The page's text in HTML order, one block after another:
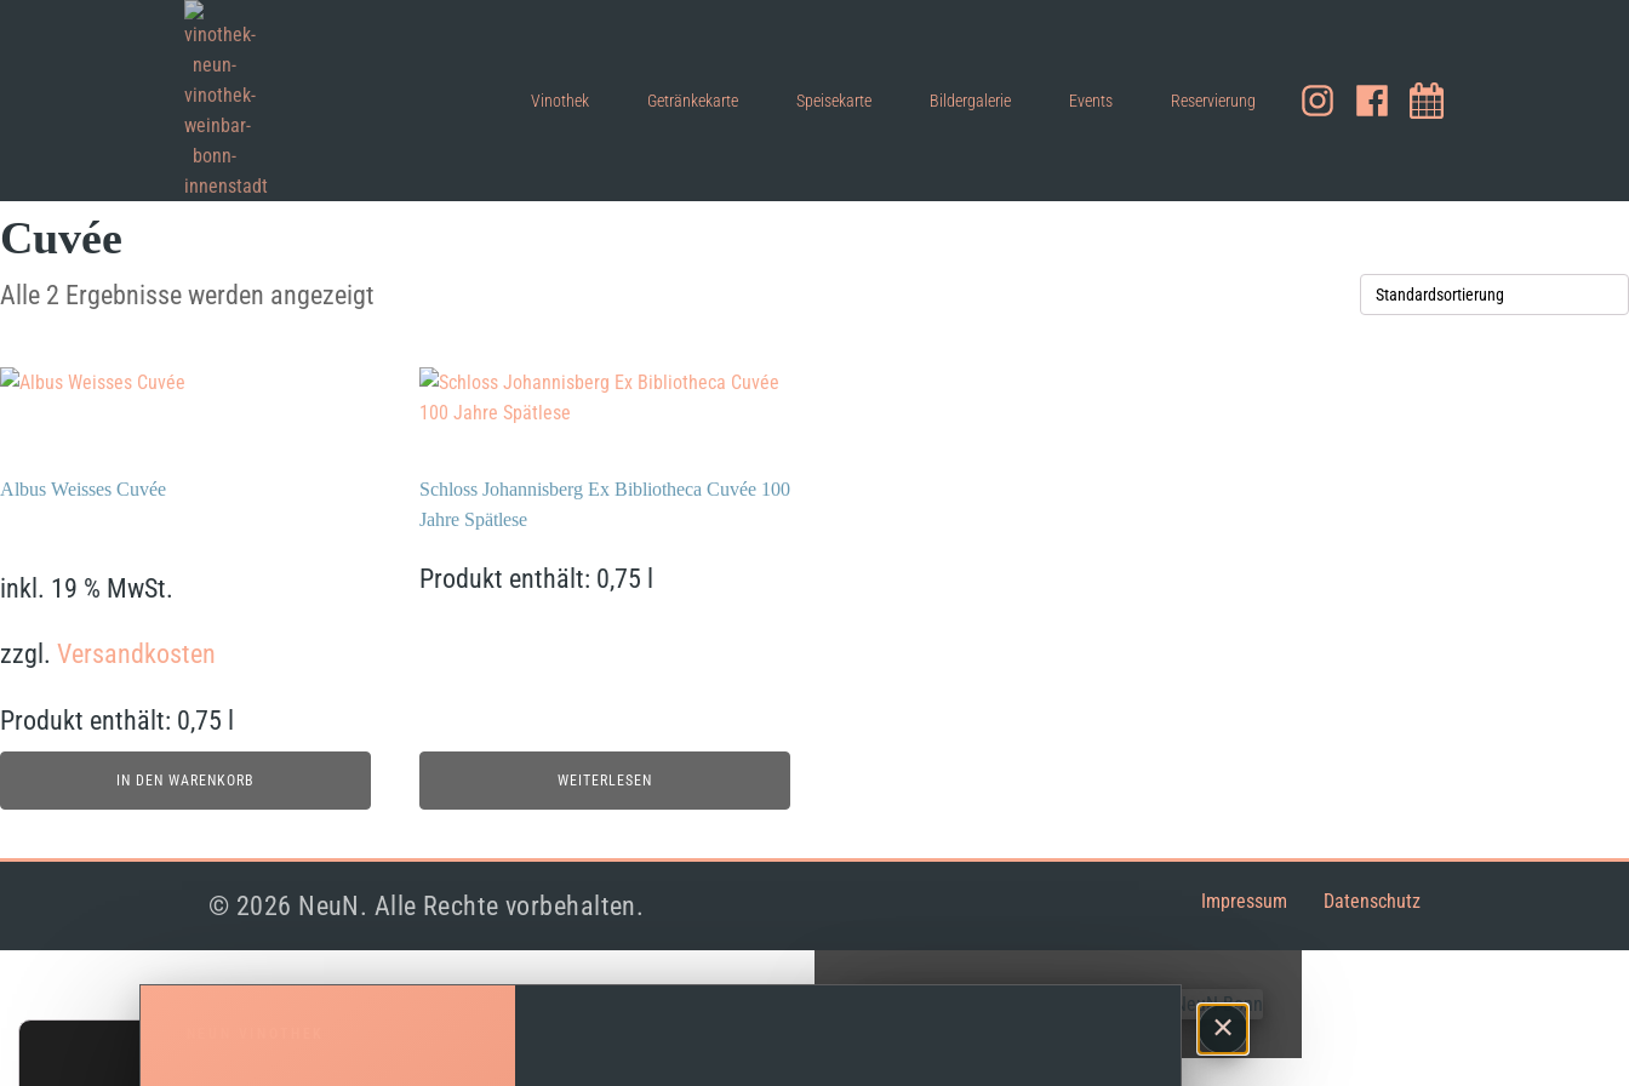
Vinothek Getränkekarte Speisekarte Bildergalerie Events Reservierung
Cuvée
Alle 2 Ergebnisse werden angezeigt
Albus Weisses Cuvée
inkl. 19 % MwSt.
zzgl. Versandkosten
Produkt enthält: 0,75
IN DEN WARENKORB
Schloss Johannisberg Ex Bibliotheca Cuvée 100
Jahre Spätlese
Produkt enthält: 0,75
WEITERLESEN
© 2026 NeuN. Alle Rechte vorbehalten. Impressum Datenschutz
×